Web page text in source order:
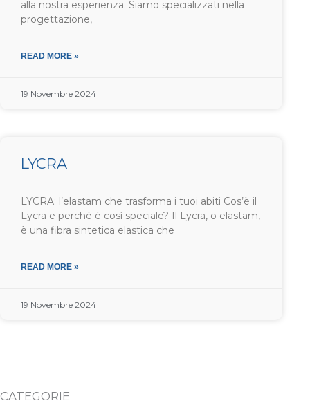
alla nostra esperienza. Siamo specializzati nella
progettazione,
READ MORE »
19 Novembre 2024
LYCRA
LYCRA: l’elastam che trasforma i tuoi abiti Cos’è il
Lycra e perché è così speciale? Il Lycra, o elastam,
è una fibra sintetica elastica che
READ MORE »
19 Novembre 2024
CATEGORIE